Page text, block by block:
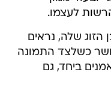
לעצמו.
הזוג שלה, נראים
כשלצד התמונה
ביחד, גם